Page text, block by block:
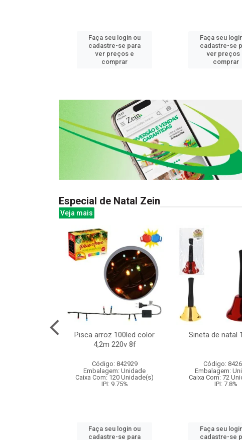
Faça seu login ou
cadastre-se para
ver preços e
comprar
Faça seu
cadastre-se
ver preços
comprar
Especial de Natal Zein
Veja mais
Pisca arroz 100led color
4,2m 220v 8f
Código: 842929
Embalagem: Unidade
Caixa Com: 120 Unidade(s)
IPI: 9.75%
Faça seu login ou
cadastre-se para
Sineta de natal
Código:
Embalagem:
Caixa Com: 72
IPI: 7.8%
Faça seu
cadastre-se